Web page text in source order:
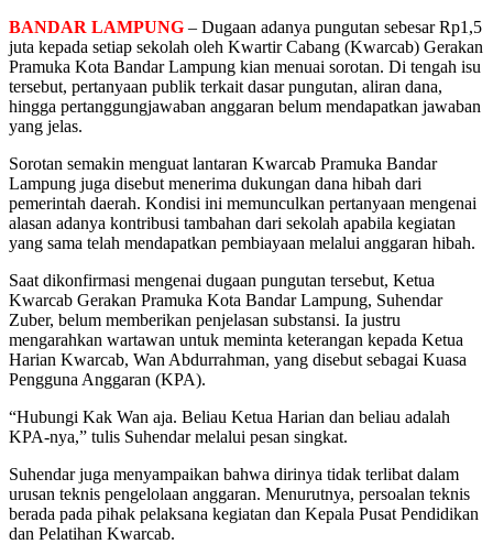
BANDAR LAMPUNG – Dugaan adanya pungutan sebesar Rp1,5
juta kepada setiap sekolah oleh Kwartir Cabang (Kwarcab) Gerakan
Pramuka Kota Bandar Lampung kian menuai sorotan. Di tengah isu
tersebut, pertanyaan publik terkait dasar pungutan, aliran dana,
hingga pertanggungjawaban anggaran belum mendapatkan jawaban
yang jelas.
Sorotan semakin menguat lantaran Kwarcab Pramuka Bandar
Lampung juga disebut menerima dukungan dana hibah dari
pemerintah daerah. Kondisi ini memunculkan pertanyaan mengenai
alasan adanya kontribusi tambahan dari sekolah apabila kegiatan
yang sama telah mendapatkan pembiayaan melalui anggaran hibah.
Saat dikonfirmasi mengenai dugaan pungutan tersebut, Ketua
Kwarcab Gerakan Pramuka Kota Bandar Lampung, Suhendar
Zuber, belum memberikan penjelasan substansi. Ia justru
mengarahkan wartawan untuk meminta keterangan kepada Ketua
Harian Kwarcab, Wan Abdurrahman, yang disebut sebagai Kuasa
Pengguna Anggaran (KPA).
“Hubungi Kak Wan aja. Beliau Ketua Harian dan beliau adalah
KPA-nya,” tulis Suhendar melalui pesan singkat.
Suhendar juga menyampaikan bahwa dirinya tidak terlibat dalam
urusan teknis pengelolaan anggaran. Menurutnya, persoalan teknis
berada pada pihak pelaksana kegiatan dan Kepala Pusat Pendidikan
dan Pelatihan Kwarcab.